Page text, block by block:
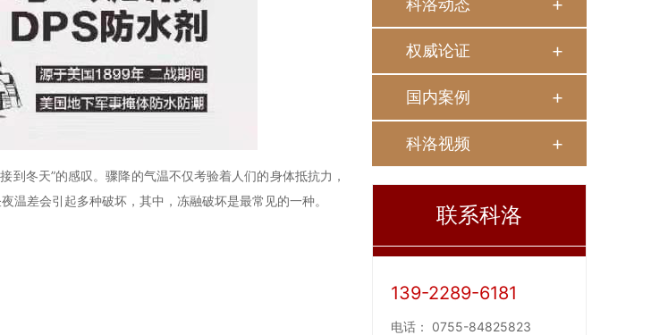
到冬天”的感叹。骤降的气温不仅考验着人们的身体抵抗力，
差会引起多种破坏，其中，冻融破坏是最常见的一种。
科洛动态
权威论证
国内案例
科洛视频
联系科洛
139-2289-6181
电话： 0755-84825823